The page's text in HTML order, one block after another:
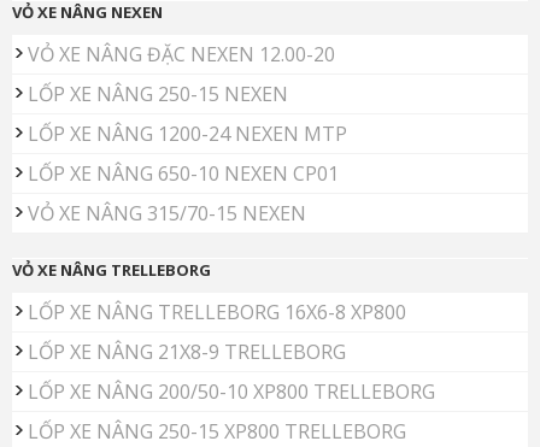
VỎ XE NÂNG NEXEN
VỎ XE NÂNG ĐẶC NEXEN 12.00-20
LỐP XE NÂNG 250-15 NEXEN
LỐP XE NÂNG 1200-24 NEXEN MTP
LỐP XE NÂNG 650-10 NEXEN CP01
VỎ XE NÂNG 315/70-15 NEXEN
VỎ XE NÂNG TRELLEBORG
LỐP XE NÂNG TRELLEBORG 16X6-8 XP800
LỐP XE NÂNG 21X8-9 TRELLEBORG
LỐP XE NÂNG 200/50-10 XP800 TRELLEBORG
LỐP XE NÂNG 250-15 XP800 TRELLEBORG